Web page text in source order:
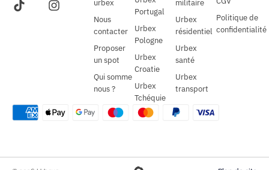
urbex
Nous
contacter
Proposer
un spot
Qui somme
nous ?
Portugal
Urbex
Pologne
Urbex
Croatie
Urbex
Tchéquie
militaire
Urbex
résidentiel
Urbex
santé
Urbex
transport
Politique de
confidentialité